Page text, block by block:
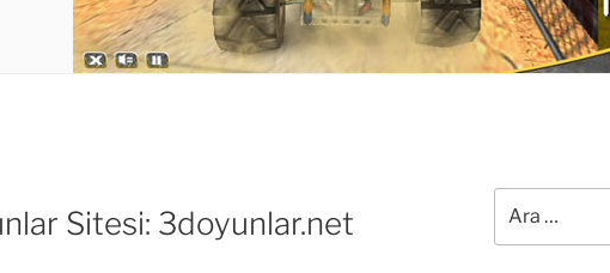
Sitesi: 3doyunlar.net